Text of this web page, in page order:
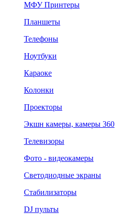
МФУ Принтеры
Планшеты
Телефоны
Ноутбуки
Караоке
Колонки
Проекторы
Экшн камеры, камеры 360
Телевизоры
Фото - видеокамеры
Светодиодные экраны
Стабилизаторы
DJ пульты